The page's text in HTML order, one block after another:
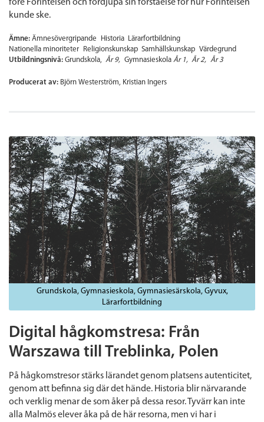
före Förintelsen och fördjupa sin förståelse för hur Förintelsen
kunde ske.
Ämne: Ämnesövergripande Historia
Lärarfortbildning
Nationella minoriteter
Religionskunskap Samhällskunskap Värdegrund
Utbildningsnivå: Grundskola År 9 Gymnasieskola År 1 År 2 År 3
Producerat av: Björn Westerström, Kristian Ingers
Grundskola Gymnasieskola Gymnasiesärskola Gyvux
Lärarfortbildning
Digital hågkomstresa: Från
Warszawa till Treblinka, Polen
På hågkomstresor stärks lärandet genom platsens autenticitet,
genom att befinna sig där det hände. Historia blir närvarande
och verklig menar de som åker på dessa resor. Tyvärr kan inte
alla Malmös elever åka på de här resorna, men vi har i